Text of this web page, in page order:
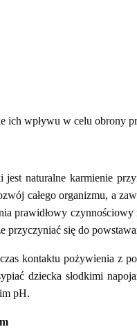
wpływu w celu obrony
naturalne karmienie
całego organizmu, a
prawidłowy
przyczyniać się do
kontaktu pożywienia z
dziecka słodkimi
pH.